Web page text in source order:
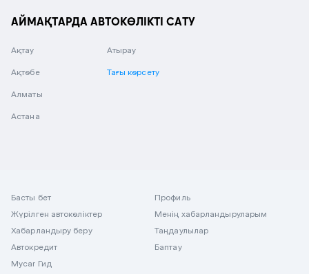
АЙМАҚТАРДА АВТОКӨЛІКТІ САТУ
Ақтау
Ақтөбе
Алматы
Астана
Атырау
Тағы көрсету
Басты бет
Жүрілген автокөліктер
Хабарландыру беру
Автокредит
Mycar Гид
Профиль
Менің хабарландыруларым
Таңдаулылар
Баптау